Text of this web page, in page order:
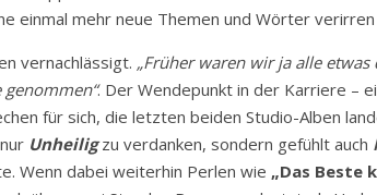
einmal mehr neue Themen und Wörter
vernachlässigt. „Früher waren wir ja alle etwas
. Der Wendepunkt in der Karriere –
für sich, die letzten beiden Studio-Alben
Unheiligzu verdanken, sondern gefühlt auch
Wenn dabei weiterhin Perlen wie „Das Beste